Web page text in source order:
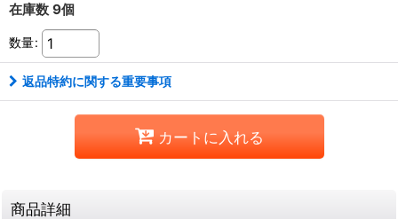
在庫数 9個
数量:
返品特約に関する重要事項
カートに入れる
商品詳細